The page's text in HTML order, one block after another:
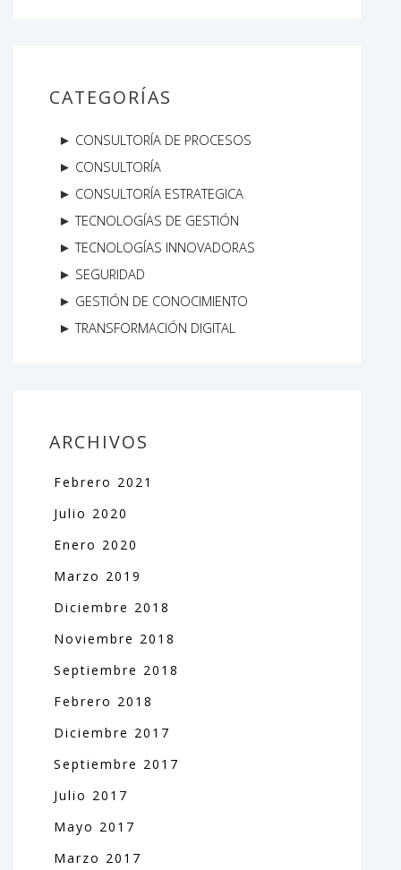
CATEGORÍAS
CONSULTORÍA DE PROCESOS
CONSULTORÍA
CONSULTORÍA ESTRATEGICA
TECNOLOGÍAS DE GESTIÓN
TECNOLOGÍAS INNOVADORAS
SEGURIDAD
GESTIÓN DE CONOCIMIENTO
TRANSFORMACIÓN DIGITAL
ARCHIVOS
Febrero 2021
Julio 2020
Enero 2020
Marzo 2019
Diciembre 2018
Noviembre 2018
Septiembre 2018
Febrero 2018
Diciembre 2017
Septiembre 2017
Julio 2017
Mayo 2017
Marzo 2017